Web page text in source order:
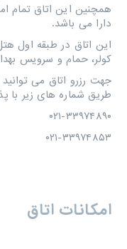
همچنین این اتاق تمام
دارا می باشد.
این اتاق در طبقه اول
کولر، حمام و سرویس
جهت رزرو اتاق می توانید
طریق شماره های زیر با
۰۲۱-۳۳۹۷۴۸۹۰
۰۲۱-۳۳۹۷۴۸۵۳
امکانات اتاق